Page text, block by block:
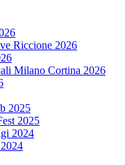
Riccione 2026
Milano Cortina 2026
2025
2025
2024